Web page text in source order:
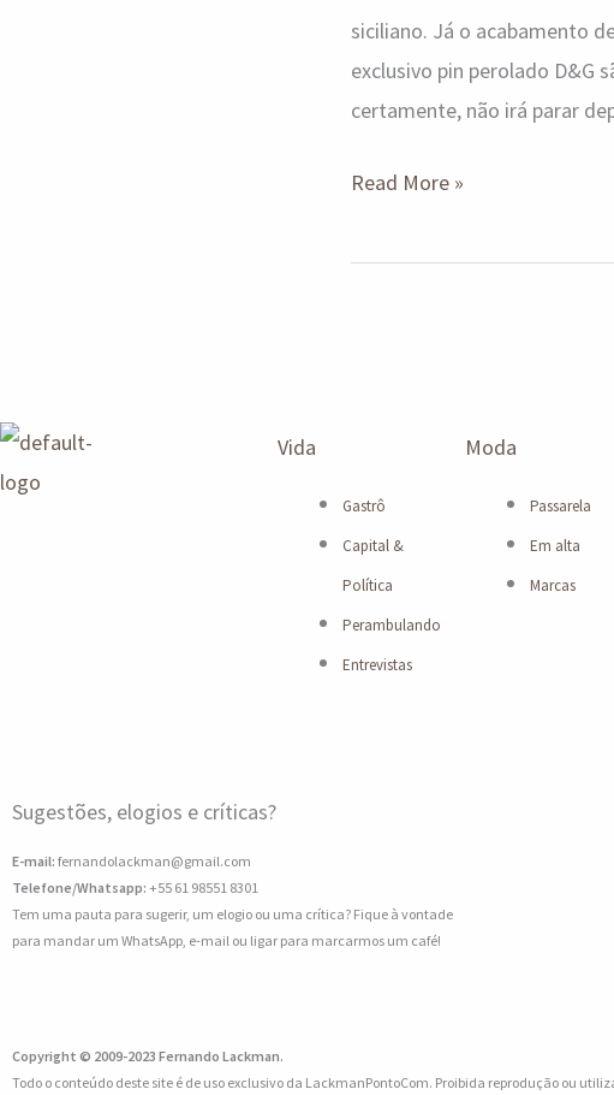
siciliano. Já o acabamento
exclusivo pin perolado D&G
certamente, não irá parar
Read More »
Vida
Gastrô
Capital &
Política
Perambulando
Entrevistas
Moda
Passarela
Em alta
Marcas
Sugestões, elogios e críticas?
E-mail: fernandolackman@gmail.com
Telefone/Whatsapp: +55 61 98551 8301
Tem uma pauta para sugerir, um elogio ou uma crítica? Fique à vontade
para mandar um WhatsApp, e-mail ou ligar para marcarmos um café!
Copyright © 2009-2023 Fernando Lackman.
Todo o conteúdo deste site é de uso exclusivo da LackmanPontoCom. Proibida reprodução ou